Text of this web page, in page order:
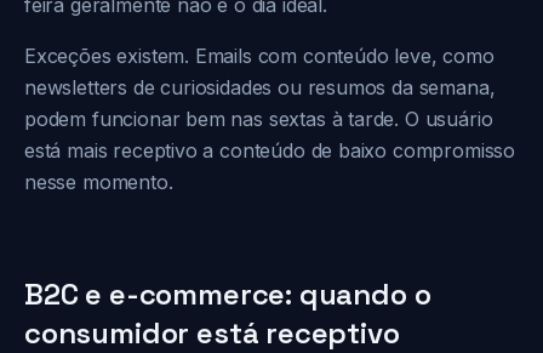
feira geralmente não é o dia ideal.
Exceções existem. Emails com conteúdo leve, como
newsletters de curiosidades ou resumos da semana,
podem funcionar bem nas sextas à tarde. O usuário
está mais receptivo a conteúdo de baixo compromisso
nesse momento.
B2C e e-commerce: quando o
consumidor está receptivo